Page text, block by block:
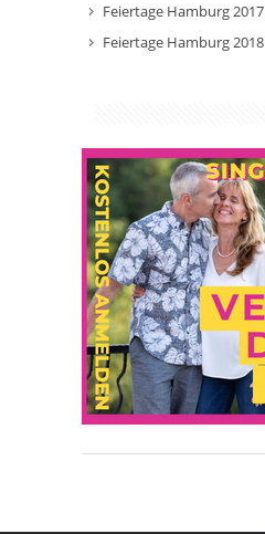
Feiertage Hamburg 2017
Feiertage Hamburg 2018